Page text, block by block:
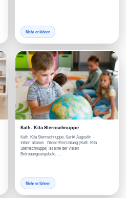
Mehr erfahren
Kath. Kita Sternschnuppe
Kath. Kita Sternschnuppe, Sankt Augustin -
Informationen Diese Einrichtung (Kath. Kita
Sternschnuppe) ist eine der vielen
Betreuungsangebote, …
Mehr erfahren